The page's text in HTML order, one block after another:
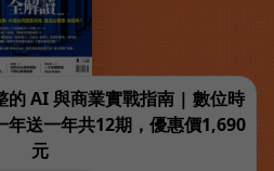
的 AI 與商業實戰指南 | 數位時
年送一年共12期，優惠價1,690
元